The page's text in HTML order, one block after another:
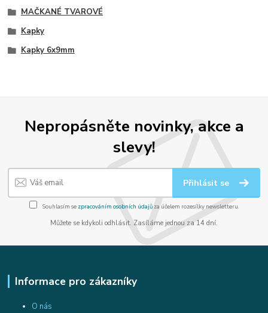
MAČKANÉ TVAROVÉ
Kapky
Kapky 6x9mm
Nepropásněte novinky, akce a
slevy!
Přihlásit se
Souhlasím se zpracováním osobních údajůza účelem rozesílky newsletteru.
Můžete se kdykoli odhlásit. Zasíláme jednou za 14 dní.
Informace pro zákazníky
O nás